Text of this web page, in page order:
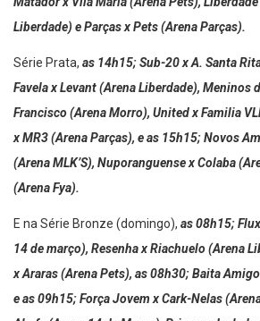
Matador x Vila Maria (Arena Pets),
Liberdade) e Parças x Pets (Arena Parças).
Série Prata, as 14h15; Sub-20 x A. Santa
Favela x Levant (Arena Liberdade), Meninos
Francisco (Arena Morro), United x Familia
x MR3 (Arena Parças), e as 15h15; Novos
(Arena MLK’S), Nuporanguense x Colaba
(Arena Fya).
E na Série Bronze (domingo), as 08h15;
14 de março), Resenha x Riachuelo (Arena
x Araras (Arena Pets), as 08h30; Baita
e as 09h15; Força Jovem x Cark-Nelas